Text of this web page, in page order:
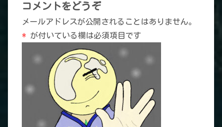
コメントをどうぞ
メールアドレスが公開されることはありません。
* が付いている欄は必須項目です